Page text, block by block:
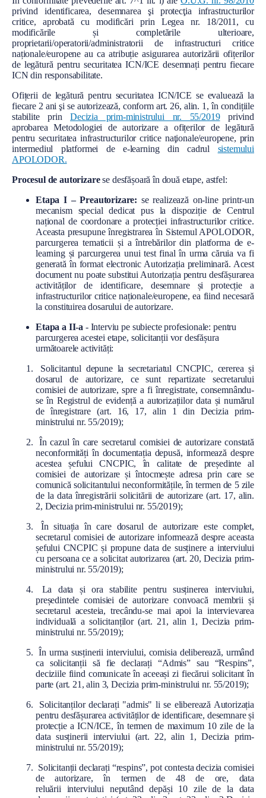
privind identificarea, desemnarea şi protecţia infrastructurilor
critice, aprobată cu modificări prin Legea nr. 18/2011, cu
modificările și completările ulterioare,
proprietarii/operatorii/administratorii de infrastructuri critice
naționale/europene au ca atribuție asigurarea autorizării ofițerilor
de legătură pentru securitatea ICN/ICE desemnați pentru fiecare
ICN din responsabilitate.
Ofițerii de legătură pentru securitatea ICN/ICE se evaluează la
fiecare 2 ani şi se autorizează, conform art. 26, alin. 1, în condițiile
stabilite prinDecizia prim-ministrului nr. 55/2019privind
aprobarea Metodologiei de autorizare a ofițerilor de legătură
pentru securitatea infrastructurilor critice naţionale/europene, prin
intermediul platformei de e-learning din cadrul sistemului
APOLODOR.
Procesul de autorizarese desfășoară în două etape, astfel:
Etapa I – Preautorizare: se realizează on-line printr-un
mecanism special dedicat pus la dispoziție de Centrul
național de coordonare a protecției infrastructurilor critice.
Aceasta presupune înregistrarea în Sistemul APOLODOR,
parcurgerea tematicii și a întrebărilor din platforma de e-
learning și parcurgerea unui test final în urma căruia va fi
generată în format electronic Autorizația preliminară. Acest
document nu poate substitui Autorizația pentru desfășurarea
activităților de identificare, desemnare și protecție a
infrastructurilor critice naționale/europene, ea fiind necesară
la constituirea dosarului de autorizare.
Etapa a II-a - Interviu pe subiecte profesionale: pentru
parcurgerea acestei etape, solicitanții vor desfășura
următoarele activități:
Solicitantul depune la secretariatul CNCPIC, cererea și
dosarul de autorizare, ce sunt repartizate secretarului
comisiei de autorizare, spre a fi înregistrate, consemnându-
se în Registrul de evidență a autorizațiilor data și numărul
de înregistrare (art. 16, 17, alin 1 din Decizia prim-
ministrului nr. 55/2019);
În cazul în care secretarul comisiei de autorizare constată
neconformități în documentația depusă, informează despre
acestea șefului CNCPIC, în calitate de președinte al
comisiei de autorizare și întocmește adresa prin care se
comunică solicitantului neconformitățile, în termen de 5 zile
de la data înregistrării solicitării de autorizare (art. 17, alin.
2, Decizia prim-ministrului nr. 55/2019);
În situația în care dosarul de autorizare este complet,
secretarul comisiei de autorizare informează despre aceasta
șefului CNCPIC și propune data de susținere a interviului
cu persoana ce a solicitat autorizarea (art. 20, Decizia prim-
ministrului nr. 55/2019);
La data și ora stabilite pentru susținerea interviului,
președintele comisiei de autorizare convoacă membrii și
secretarul acesteia, trecându-se mai apoi la intervievarea
individuală a solicitanților (art. 21, alin 1, Decizia prim-
ministrului nr. 55/2019);
În urma susținerii interviului, comisia deliberează, urmând
ca solicitanții să fie declarați “Admis” sau “Respins”,
deciziile fiind comunicate în aceeași zi fiecărui solicitant în
parte (art. 21, alin 3, Decizia prim-ministrului nr. 55/2019);
Solicitanților declarați "admis" li se eliberează Autorizația
pentru desfășurarea activităților de identificare, desemnare și
protecție a ICN/ICE, în termen de maximum 10 zile de la
data susținerii interviului (art. 22, alin 1, Decizia prim-
ministrului nr. 55/2019);
Solicitanții declarați “respins”, pot contesta decizia comisiei
de autorizare, în termen de 48 de ore, data
reluării interviului neputând depăși 10 zile de la data